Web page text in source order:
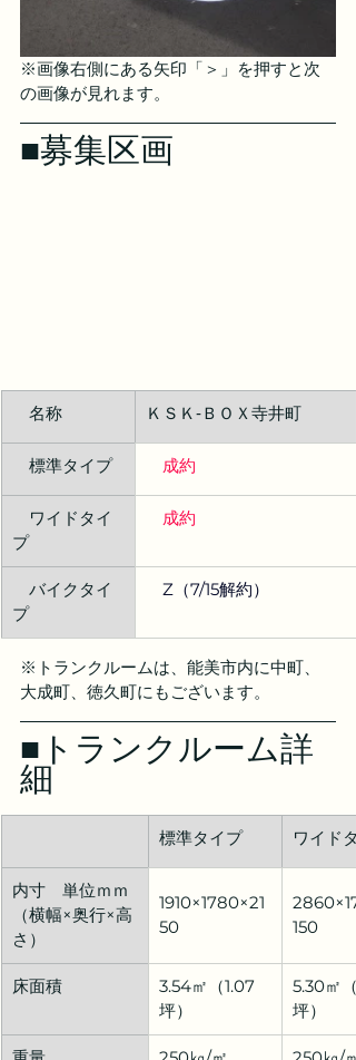
※画像右側にある矢印「＞」を押すと次
の画像が見れます。
■募集区画
名称 ＫＳＫ‐ＢＯＸ寺井町
標準タイプ 成約
ワイドタイ
プ
成約
​　バイクタイ
プ
Z（7/15解約）
※トランクルームは、能美市内に中町、
大成町、徳久町にもございます。
■トランクルーム詳
細
標準タイプ ワイド
内寸　単位ｍｍ
（横幅×奥行×高
さ）
1910×1780×21
50
150
床面積
3.54㎡（1.07
坪）
5.30㎡（
坪）